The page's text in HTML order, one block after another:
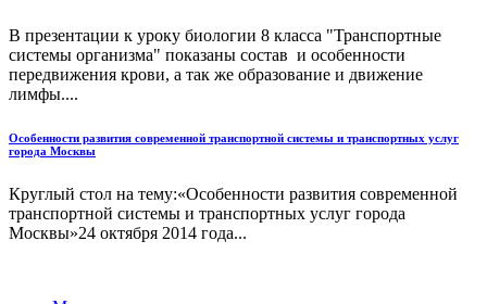
В презентации к уроку биологии 8 класса "Транспортные
системы организма" показаны состав и особенности
передвижения крови, а так же образование и движение
лимфы....
Особенности развития современной транспортной системы и транспортных услуг
города Москвы
Круглый стол на тему:«Особенности развития современной
транспортной системы и транспортных услуг города
Москвы»24 октября 2014 года...